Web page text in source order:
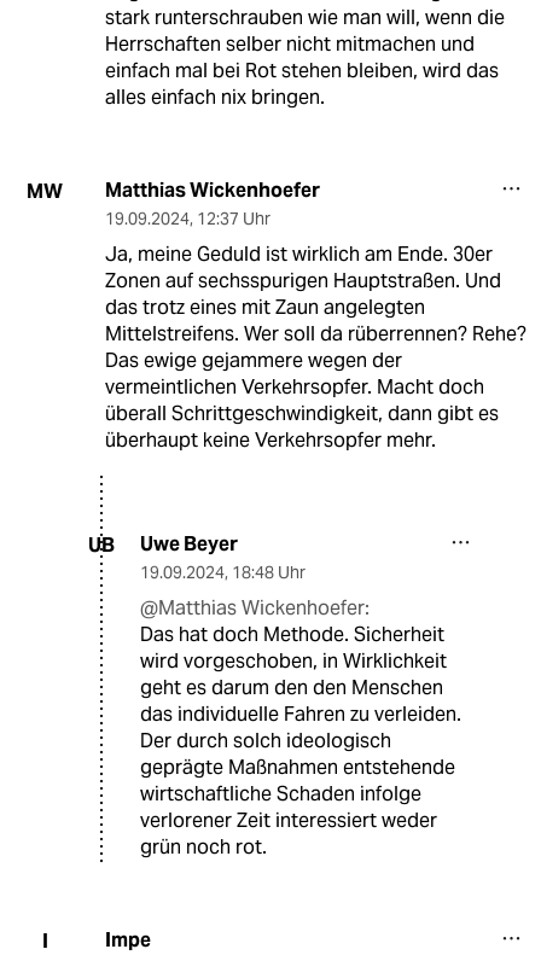
stark runterschrauben wie man will, wenn die
Herrschaften selber nicht mitmachen und
einfach mal bei Rot stehen bleiben, wird das
alles einfach nix bringen.
MW Matthias Wickenhoefer
19.09.2024, 12:37 Uhr
Ja, meine Geduld ist wirklich am Ende. 30er
Zonen auf sechsspurigen Hauptstraßen. Und
das trotz eines mit Zaun angelegten
Mittelstreifens. Wer soll da rüberrennen? Rehe?
Das ewige gejammere wegen der
vermeintlichen Verkehrsopfer. Macht doch
überall Schrittgeschwindigkeit, dann gibt es
überhaupt keine Verkehrsopfer mehr.
UB Uwe Beyer
19.09.2024, 18:48 Uhr
@Matthias Wickenhoefer:
Das hat doch Methode. Sicherheit
wird vorgeschoben, in Wirklichkeit
geht es darum den den Menschen
das individuelle Fahren zu verleiden.
Der durch solch ideologisch
geprägte Maßnahmen entstehende
wirtschaftliche Schaden infolge
verlorener Zeit interessiert weder
grün noch rot.
I Impe